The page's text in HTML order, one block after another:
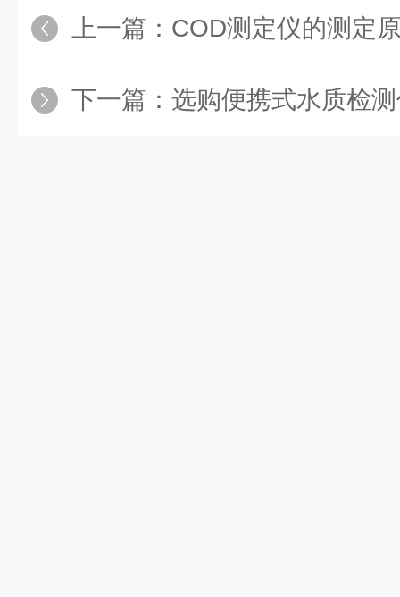
上一篇： COD测定仪的测定原理
下一篇： 选购便携式水质检